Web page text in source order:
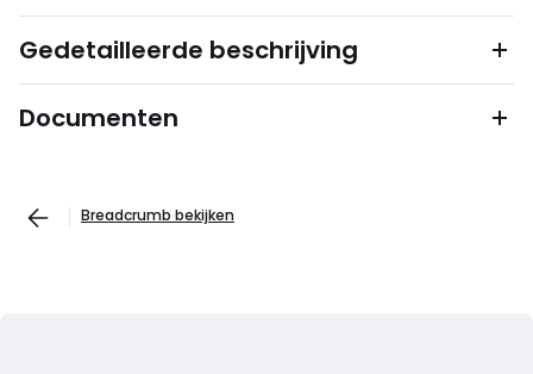
Gedetailleerde beschrijving
Documenten
Breadcrumb bekijken